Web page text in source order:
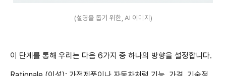
(설명을 돕기 위한, AI 이미지)
이 단계를 통해 우리는 다음 6가지 중 하나의 방향을 설정합니다.